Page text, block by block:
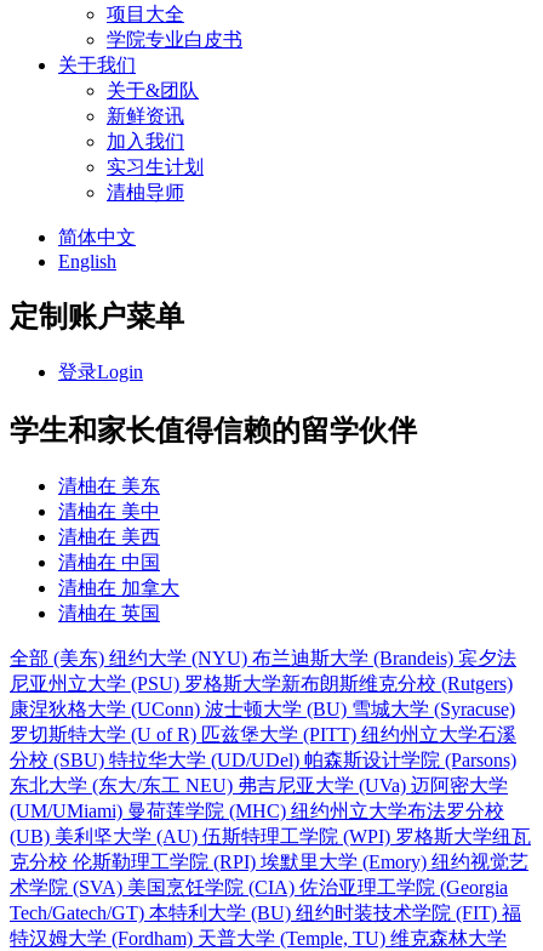
项目大全
学院专业白皮书
关于我们
关于&团队
新鲜资讯
加入我们
实习生计划
清柚导师
简体中文
English
定制账户菜单
登录Login
学生和家长值得信赖的留学伙伴
清柚在 美东
清柚在 美中
清柚在 美西
清柚在 中国
清柚在 加拿大
清柚在 英国
全部 (美东) 纽约大学 (NYU) 布兰迪斯大学 (Brandeis) 宾夕法
尼亚州立大学 (PSU) 罗格斯大学新布朗斯维克分校 (Rutgers)
康涅狄格大学 (UConn) 波士顿大学 (BU) 雪城大学 (Syracuse)
罗切斯特大学 (U of R) 匹兹堡大学 (PITT) 纽约州立大学石溪
分校 (SBU) 特拉华大学 (UD/UDel) 帕森斯设计学院 (Parsons)
东北大学 (东大/东工 NEU) 弗吉尼亚大学 (UVa) 迈阿密大学
(UM/UMiami) 曼荷莲学院 (MHC) 纽约州立大学布法罗分校
(UB) 美利坚大学 (AU) 伍斯特理工学院 (WPI) 罗格斯大学纽瓦
克分校 伦斯勒理工学院 (RPI) 埃默里大学 (Emory) 纽约视觉艺
术学院 (SVA) 美国烹饪学院 (CIA) 佐治亚理工学院 (Georgia
Tech/Gatech/GT) 本特利大学 (BU) 纽约时装技术学院 (FIT) 福
特汉姆大学 (Fordham) 天普大学 (Temple, TU) 维克森林大学